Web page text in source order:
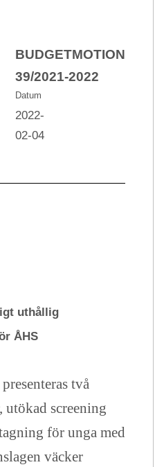
BUDGETMOTION nr
39/2021-2022
Datum
2022-
02-04
uthållig
ÅHS
två
screening
för unga med
väcker